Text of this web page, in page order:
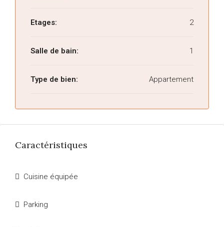
Etages: 2
Salle de bain: 1
Type de bien: Appartement
Caractéristiques
Cuisine équipée
Parking